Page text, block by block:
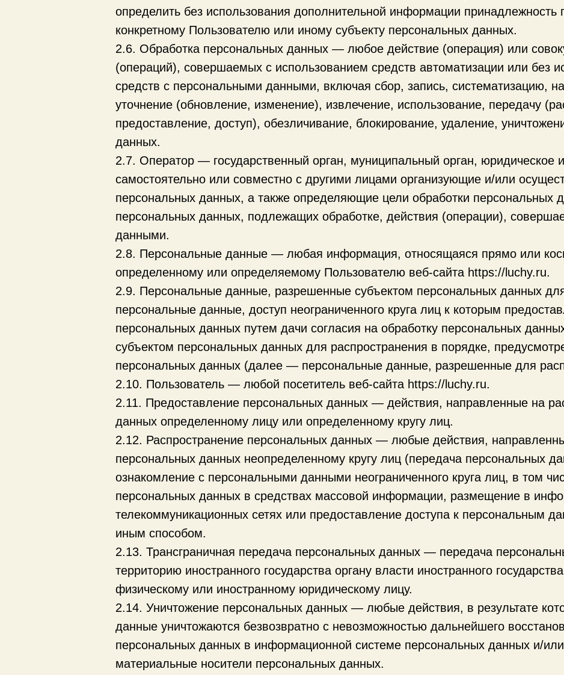
определить без использования дополнительной информации принадлежность
конкретному Пользователю или иному субъекту персональных данных.
2.6. Обработка персональных данных — любое действие (операция) или
(операций), совершаемых с использованием средств автоматизации или без
средств с персональными данными, включая сбор, запись, систематизацию,
уточнение (обновление, изменение), извлечение, использование, передачу
предоставление, доступ), обезличивание, блокирование, удаление,
данных.
2.7. Оператор — государственный орган, муниципальный орган, юридическое
самостоятельно или совместно с другими лицами организующие и/или
персональных данных, а также определяющие цели обработки персональных
персональных данных, подлежащих обработке, действия (операции),
данными.
2.8. Персональные данные — любая информация, относящаяся прямо или
определенному или определяемому Пользователю веб-сайта https://luchy.ru.
2.9. Персональные данные, разрешенные субъектом персональных данных
персональные данные, доступ неограниченного круга лиц к которым
персональных данных путем дачи согласия на обработку персональных
субъектом персональных данных для распространения в порядке,
персональных данных (далее — персональные данные, разрешенные для
2.10. Пользователь — любой посетитель веб-сайта https://luchy.ru.
2.11. Предоставление персональных данных — действия, направленные на
данных определенному лицу или определенному кругу лиц.
2.12. Распространение персональных данных — любые действия,
персональных данных неопределенному кругу лиц (передача персональных
ознакомление с персональными данными неограниченного круга лиц, в том
персональных данных в средствах массовой информации, размещение в
телекоммуникационных сетях или предоставление доступа к персональным
иным способом.
2.13. Трансграничная передача персональных данных — передача
территорию иностранного государства органу власти иностранного
физическому или иностранному юридическому лицу.
2.14. Уничтожение персональных данных — любые действия, в результате
данные уничтожаются безвозвратно с невозможностью дальнейшего
персональных данных в информационной системе персональных данных и/
материальные носители персональных данных.